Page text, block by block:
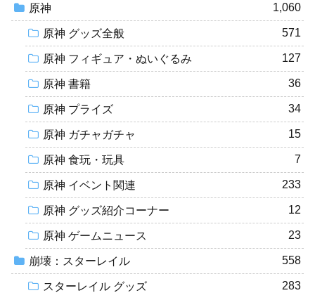
原神 1,060
原神 グッズ全般 571
原神 フィギュア・ぬいぐるみ 127
原神 書籍 36
原神 プライズ 34
原神 ガチャガチャ 15
原神 食玩・玩具 7
原神 イベント関連 233
原神 グッズ紹介コーナー 12
原神 ゲームニュース 23
崩壊：スターレイル 558
スターレイル グッズ 283